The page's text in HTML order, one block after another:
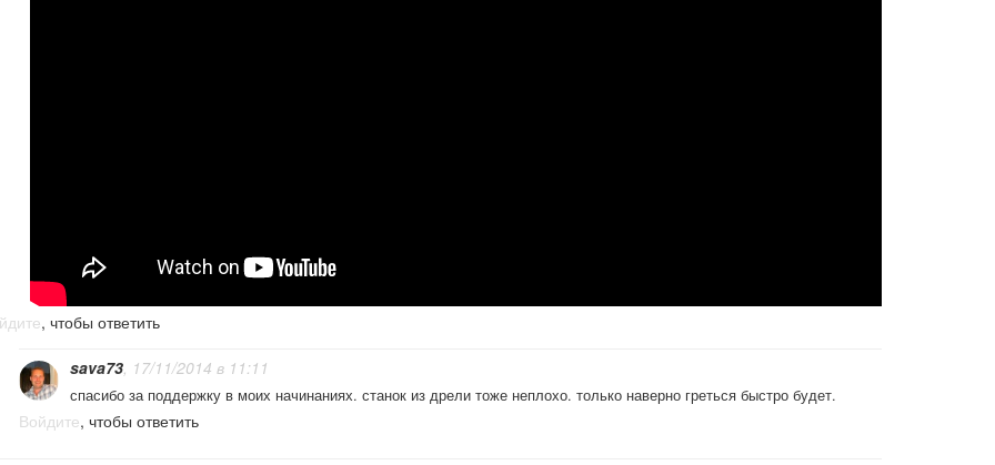
, чтобы ответить
sava73, 17/11/2014 в 11:11
спасибо за поддержку в моих начинаниях. станок из дрели тоже неплохо. только наверно греться быстро будет.
Войдите, чтобы ответить